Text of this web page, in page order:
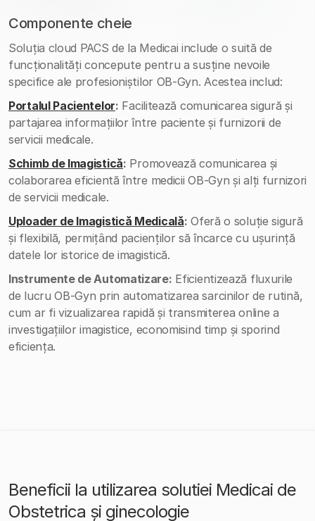
Componente cheie
Soluția cloud PACS de la Medicai include o suită de
funcționalități concepute pentru a susține nevoile
specifice ale profesioniștilor OB-Gyn. Acestea includ:
Portalul Pacientelor: Facilitează comunicarea sigură și
partajarea informațiilor între paciente și furnizorii de
servicii medicale.
Schimb de Imagistică: Promovează comunicarea și
colaborarea eficientă între medicii OB-Gyn și alți furnizori
de servicii medicale.
Uploader de Imagistică Medicală: Oferă o soluție sigură
și flexibilă, permițând pacienților să încarce cu ușurință
datele lor istorice de imagistică.
Instrumente de Automatizare: Eficientizează fluxurile
de lucru OB-Gyn prin automatizarea sarcinilor de rutină,
cum ar fi vizualizarea rapidă și transmiterea online a
investigațiilor imagistice, economisind timp și sporind
eficiența.
Beneficii la utilizarea solutiei Medicai de
Obstetrica și ginecologie